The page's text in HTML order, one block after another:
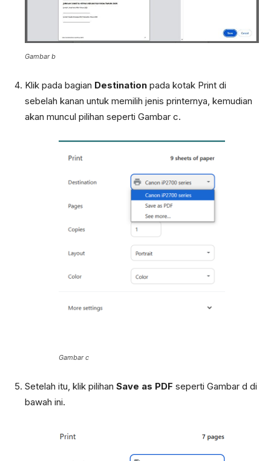
Gambar b
Klik pada bagian Destination pada kotak Print di
sebelah kanan untuk memilih jenis printernya, kemudian
akan muncul pilihan seperti Gambar c.
Gambar c
Setelah itu, klik pilihan Save as PDF seperti Gambar d di
bawah ini.